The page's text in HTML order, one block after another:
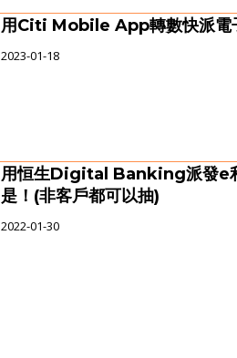
用Citi Mobile App轉數快派電
2023-01-18
用恒生Digital Banking派發e
是！(非客戶都可以抽)
2022-01-30